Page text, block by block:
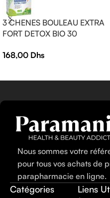
3 CHENES BOULEAU EXTRA
FORT DETOX BIO 30
168,00 Dhs
Nous sommes votre
pour tous vos achats de
parapharmacie en ligne.
Catégories
Liens